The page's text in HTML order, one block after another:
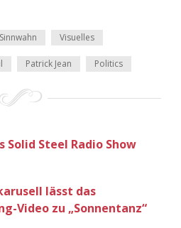
Visuelles
Patrick Jean Politics
Steel Radio Show
lässt das
Video zu „Sonnentanz“